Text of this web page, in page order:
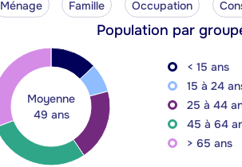
Ménage Famille Occupation
Population par
Moyenne
49 ans
< 15 ans
15 à 24
25 à 44
45 à 64
> 65 ans